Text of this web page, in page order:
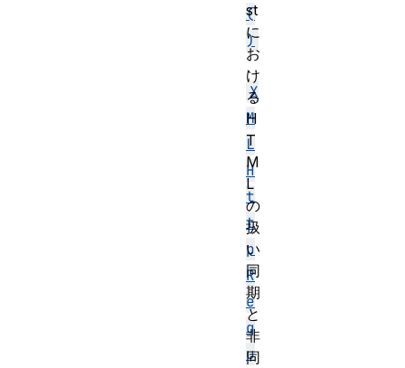
(
)
、
X
M
L
H
t
t
p
R
e
q
u
st
に
お
け
る
H
T
M
L
の
扱
い
同
期
と
非
同